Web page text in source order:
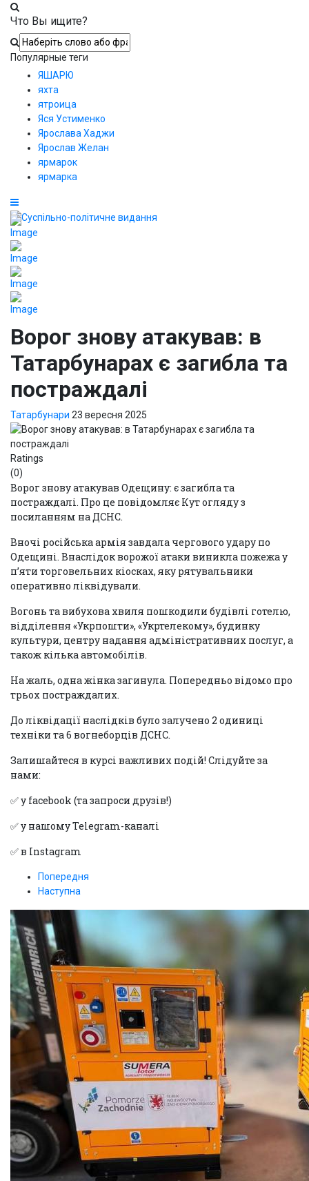
Что Вы ищите?
Популярные теги
ЯШАРЮ
яхта
ятроица
Яся Устименко
Ярослава Хаджи
Ярослав Желан
ярмарок
ярмарка
Ворог знову атакував: в
Татарбунарах є загибла та
постраждалі
Татарбунари 23 вересня 2025
Ratings
(0)
Ворог знову атакував Одещину: є загибла та
постраждалі. Про це повідомляє Кут огляду з
посиланням на ДСНС.
Вночі російська армія завдала чергового удару по
Одещині. Внаслідок ворожої атаки виникла пожежа у
п’яти торговельних кіосках, яку рятувальники
оперативно ліквідували.
Вогонь та вибухова хвиля пошкодили будівлі готелю,
відділення «Укрпошти», «Укртелекому», будинку
культури, центру надання адміністративних послуг, а
також кілька автомобілів.
На жаль, одна жінка загинула. Попередньо відомо про
трьох постраждалих.
До ліквідації наслідків було залучено 2 одиниці
техніки та 6 вогнеборців ДСНС.
Залишайтеся в курсі важливих подій! Слідуйте за
нами:
✅ у facebook (та запроси друзів!)
✅ у нашому Telegram-каналі
✅ в Instagram
Попередня
Наступна